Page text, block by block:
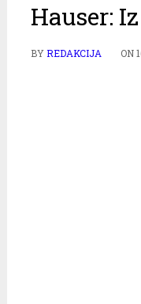
Hauser:
BYREDAKCIJA ON